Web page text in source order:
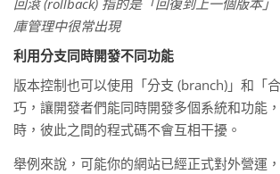
回滾 (rollback) 指的是「回復到上一個版本
庫管理中很常出現
利用分支同時開發不同功能
版本控制也可以使用「分支 (branch)」和「
巧，讓開發者們能同時開發多個系統和功能
時，彼此之間的程式碼不會互相干擾。
舉例來說，可能你的網站已經正式對外營運